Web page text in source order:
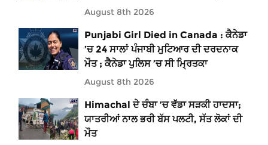
August 8th 2026
Punjabi Girl Died in Canada : ਕੈਨੇਡਾ
’ਚ 24 ਸਾਲਾਂ ਪੰਜਾਬੀ ਮੁਟਿਆਰ ਦੀ ਦਰਦਨਾਕ
ਮੌਤ ; ਕੈਨੇਡਾ ਪੁਲਿਸ ’ਚ ਸੀ ਮ੍ਰਿਤਕਾ
August 8th 2026
Himachal ਦੇ ਚੰਬਾ ’ਚ ਵੱਡਾ ਸੜਕੀ ਹਾਦਸਾ;
ਯਾਤਰੀਆਂ ਨਾਲ ਭਰੀ ਬੱਸ ਪਲਟੀ, ਸੱਤ ਲੋਕਾਂ ਦੀ
ਮੌਤ